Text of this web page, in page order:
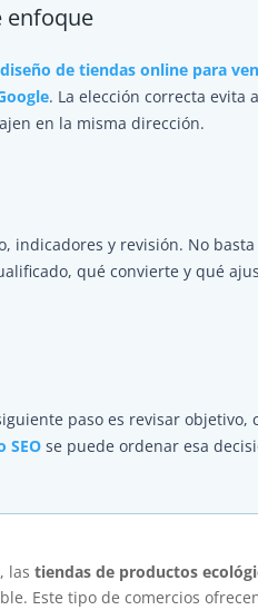
enfoque
diseño de tiendas online para
. La elección correcta evita
en la misma dirección.
indicadores y revisión. No
qué convierte y qué
paso es revisar objetivo,
SEO se puede ordenar esa
lastiendas de productos
Este tipo de comercios